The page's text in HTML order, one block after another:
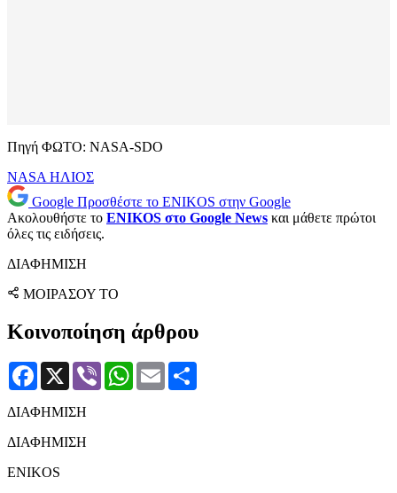
Πηγή ΦΩΤΟ: NASA-SDO
NASA ΗΛΙΟΣ
Google Προσθέστε το ENIKOS στην Google
Ακολουθήστε το ENIKOS στο Google News και μάθετε πρώτοι
όλες τις ειδήσεις.
ΔΙΑΦΗΜΙΣΗ
ΜΟΙΡΑΣΟΥ ΤΟ
Κοινοποίηση άρθρου
Facebook
X Viber WhatsApp
Email
ΔΙΑΦΗΜΙΣΗ
ΔΙΑΦΗΜΙΣΗ
ENIKOS